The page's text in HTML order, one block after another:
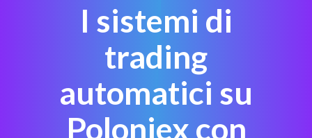
I sistemi di
trading
automatici su
Poloniex con